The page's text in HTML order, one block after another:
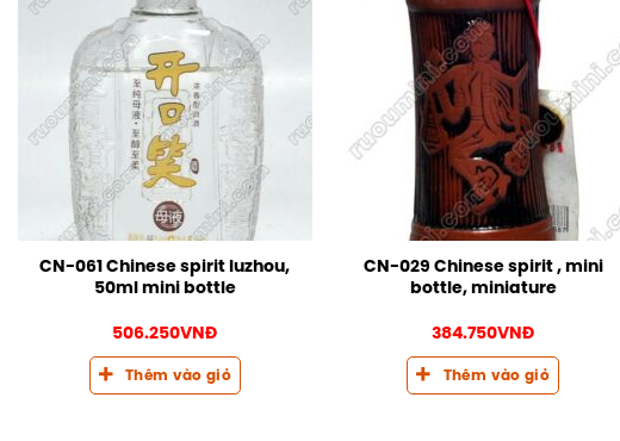
CN-061 Chinese spirit luzhou,
50ml mini bottle
506.250VNĐ
Thêm vào giỏ
CN-029 Chinese spirit , mini
bottle, miniature
384.750VNĐ
Thêm vào giỏ